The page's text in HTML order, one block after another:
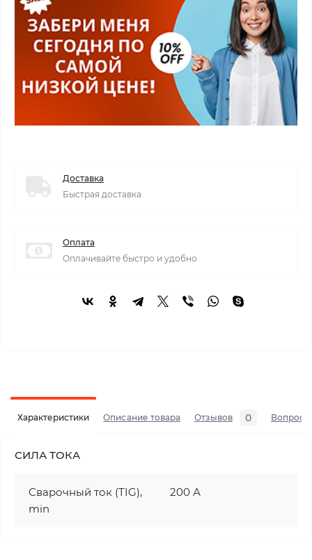
Доставка
Быстрая доставка
Оплата
Оплачивайте быстро и удобно
Характеристики Описание товара Отзывов 0 Вопросы
СИЛА ТОКА
Сварочный ток (TIG),
min
200 А